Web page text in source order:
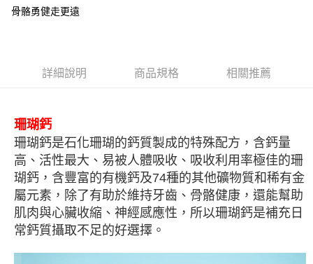
台新國際商業銀行
每筆NT$80，滿NT$399(含以上)免運費
7-11取貨付款
每筆NT$80，滿NT$490(含以上)免運費
付款後7-11取貨
每筆NT$80，滿NT$490(含以上)免運費
宅配
骨骼勇健走更遠
詳細說明 商品規格 相關推薦
珊瑚鈣
珊瑚鈣是石化珊瑚的鈣質製成的特殊配方，含鈣量
高、活性最大、易被人體吸收、吸收利用率極佳的珊
瑚鈣，含豐富的有機鈣及74種的其他礦物質和稀有金
屬元素，除了有助於維持牙齒、骨骼健康，還能幫助
肌肉與心臟收縮、神經感應性，所以珊瑚鈣是補充日
常鈣質攝取不足的好選擇。